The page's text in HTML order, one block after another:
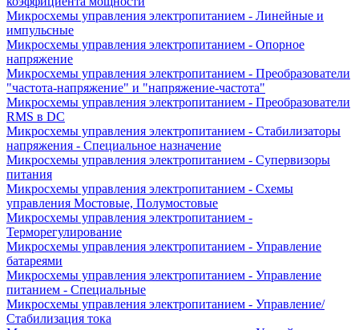
Микросхемы управления электропитанием - Линейные и
импульсные
Микросхемы управления электропитанием - Опорное
напряжение
Микросхемы управления электропитанием - Преобразователи
"частота-напряжение" и "напряжение-частота"
Микросхемы управления электропитанием - Преобразователи
RMS в DC
Микросхемы управления электропитанием - Стабилизаторы
напряжения - Специальное назначение
Микросхемы управления электропитанием - Супервизоры
питания
Микросхемы управления электропитанием - Схемы
управления Мостовые, Полумостовые
Микросхемы управления электропитанием -
Терморегулирование
Микросхемы управления электропитанием - Управление
батареями
Микросхемы управления электропитанием - Управление
питанием - Специальные
Микросхемы управления электропитанием - Управление/
Стабилизация тока